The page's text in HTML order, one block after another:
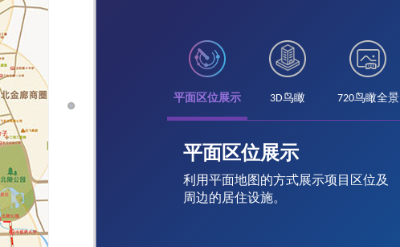
平面区位展示 3D鸟瞰 720鸟瞰全景
平面区位展示
利用平面地图的方式展示项目区位及
周边的居住设施。